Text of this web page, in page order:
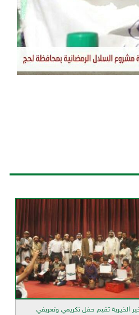
الخيرية تقيم حفل تكريمي وتعريفي